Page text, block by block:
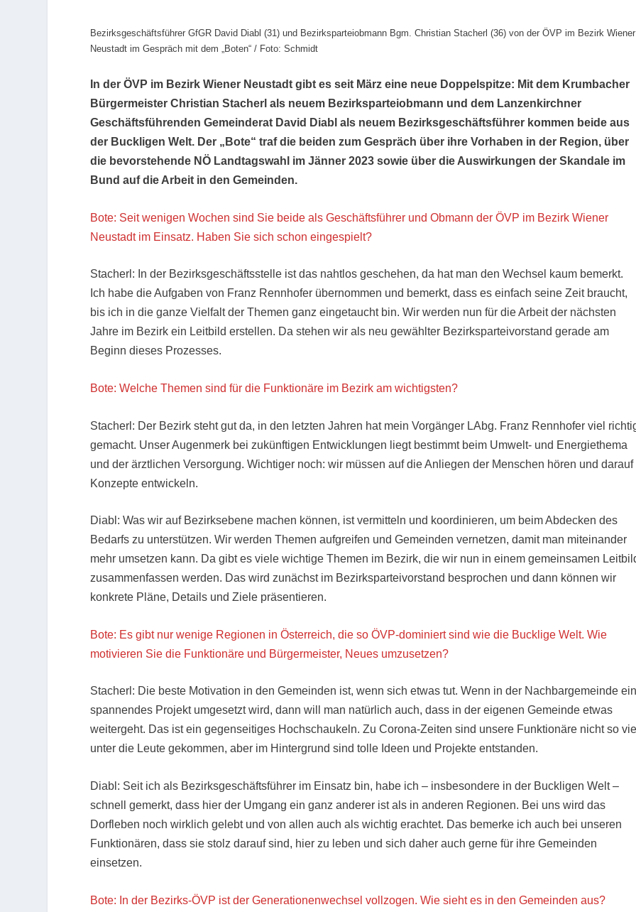
Bezirksgeschäftsführer GfGR David Diabl (31) und Bezirksparteiobmann Bgm. Christian Stacherl (36) von der ÖVP im Bezirk Wiener
Neustadt im Gespräch mit dem „Boten“ / Foto: Schmidt
In der ÖVP im Bezirk Wiener Neustadt gibt es seit März eine neue Doppelspitze: Mit dem Krumbacher
Bürgermeister Christian Stacherl als neuem Bezirksparteiobmann und dem Lanzenkirchner
Geschäftsführenden Gemeinderat David Diabl als neuem Bezirksgeschäftsführer kommen beide aus
der Buckligen Welt. Der „Bote“ traf die beiden zum Gespräch über ihre Vorhaben in der Region, über
die bevorstehende NÖ Landtagswahl im Jänner 2023 sowie über die Auswirkungen der Skandale im
Bund auf die Arbeit in den Gemeinden.
Bote: Seit wenigen Wochen sind Sie beide als Geschäftsführer und Obmann der ÖVP im Bezirk Wiener
Neustadt im Einsatz. Haben Sie sich schon eingespielt?
Stacherl: In der Bezirksgeschäftsstelle ist das nahtlos geschehen, da hat man den Wechsel kaum bemerkt.
Ich habe die Aufgaben von Franz Rennhofer übernommen und bemerkt, dass es einfach seine Zeit braucht,
bis ich in die ganze Vielfalt der Themen ganz eingetaucht bin. Wir werden nun für die Arbeit der nächsten
Jahre im Bezirk ein Leitbild erstellen. Da stehen wir als neu gewählter Bezirksparteivorstand gerade am
Beginn dieses Prozesses.
Bote: Welche Themen sind für die Funktionäre im Bezirk am wichtigsten?
Stacherl: Der Bezirk steht gut da, in den letzten Jahren hat mein Vorgänger LAbg. Franz Rennhofer viel
gemacht. Unser Augenmerk bei zukünftigen Entwicklungen liegt bestimmt beim Umwelt- und Energiethema
und der ärztlichen Versorgung. Wichtiger noch: wir müssen auf die Anliegen der Menschen hören und darauf
Konzepte entwickeln.
Diabl: Was wir auf Bezirksebene machen können, ist vermitteln und koordinieren, um beim Abdecken des
Bedarfs zu unterstützen. Wir werden Themen aufgreifen und Gemeinden vernetzen, damit man miteinander
mehr umsetzen kann. Da gibt es viele wichtige Themen im Bezirk, die wir nun in einem gemeinsamen
zusammenfassen werden. Das wird zunächst im Bezirksparteivorstand besprochen und dann können wir
konkrete Pläne, Details und Ziele präsentieren.
Bote: Es gibt nur wenige Regionen in Österreich, die so ÖVP-dominiert sind wie die Bucklige Welt. Wie
motivieren Sie die Funktionäre und Bürgermeister, Neues umzusetzen?
Stacherl: Die beste Motivation in den Gemeinden ist, wenn sich etwas tut. Wenn in der Nachbargemeinde
spannendes Projekt umgesetzt wird, dann will man natürlich auch, dass in der eigenen Gemeinde etwas
weitergeht. Das ist ein gegenseitiges Hochschaukeln. Zu Corona-Zeiten sind unsere Funktionäre nicht so
unter die Leute gekommen, aber im Hintergrund sind tolle Ideen und Projekte entstanden.
Diabl: Seit ich als Bezirksgeschäftsführer im Einsatz bin, habe ich – insbesondere in der Buckligen Welt –
schnell gemerkt, dass hier der Umgang ein ganz anderer ist als in anderen Regionen. Bei uns wird das
Dorfleben noch wirklich gelebt und von allen auch als wichtig erachtet. Das bemerke ich auch bei unseren
Funktionären, dass sie stolz darauf sind, hier zu leben und sich daher auch gerne für ihre Gemeinden
einsetzen.
Bote: In der Bezirks-ÖVP ist der Generationenwechsel vollzogen. Wie sieht es in den Gemeinden aus?